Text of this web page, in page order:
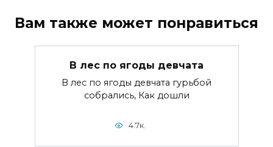
Вам также может понравиться
В лес по ягоды девчата
В лес по ягоды девчата гурьбой
собрались, Как дошли
4.7к.